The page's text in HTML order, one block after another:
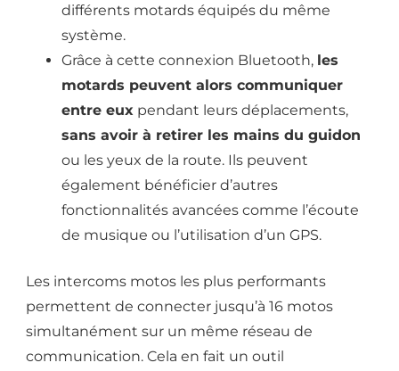
différents motards équipés du même
système.
Grâce à cette connexion Bluetooth, les
motards peuvent alors communiquer
entre eux pendant leurs déplacements,
sans avoir à retirer les mains du guidon
ou les yeux de la route. Ils peuvent
également bénéficier d’autres
fonctionnalités avancées comme l’écoute
de musique ou l’utilisation d’un GPS.
Les intercoms motos les plus performants
permettent de connecter jusqu’à 16 motos
simultanément sur un même réseau de
communication. Cela en fait un outil